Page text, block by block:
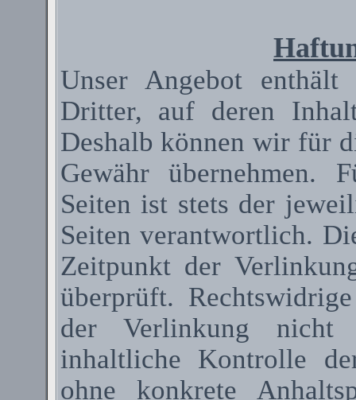
Unser Angebot
Dritter, auf deren
Deshalb können wir für
Gewähr übernehmen.
Seiten ist stets der
Seiten verantwortlich.
Zeitpunkt der
überprüft.
der Verlinkung nicht
inhaltliche Kontrolle
ohne konkrete